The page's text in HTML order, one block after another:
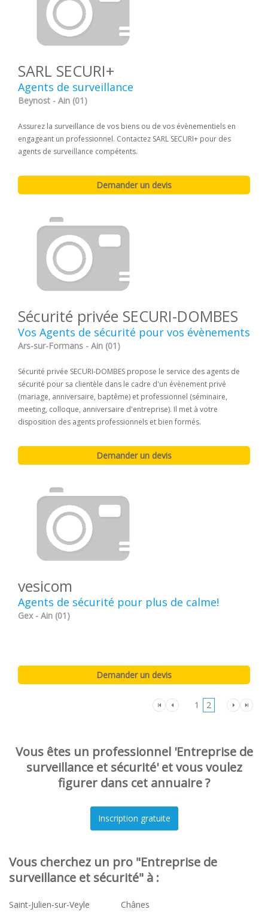
SARL SECURI+
Agents de surveillance
Beynost - Ain (01)
Assurez la surveillance de vos biens ou de vos évènementiels en
engageant un professionnel. Contactez SARL SECURI+ pour des
agents de surveillance compétents.
Sécurité privée SECURI-DOMBES
Vos Agents de sécurité pour vos évènements
Ars-sur-Formans - Ain (01)
Sécurité privée SECURI-DOMBES propose le service des agents de
sécurité pour sa clientèle dans le cadre d'un évènement privé
(mariage, anniversaire, baptême) et professionnel (séminaire,
meeting, colloque, anniversaire d'entreprise). Il met à votre
disposition des agents professionnels et bien formés.
vesicom
Agents de sécurité pour plus de calme!
Gex - Ain (01)
1 2
Vous êtes un professionnel 'Entreprise de
surveillance et sécurité' et vous voulez
figurer dans cet annuaire ?
Vous cherchez un pro "Entreprise de
surveillance et sécurité" à :
Saint-Julien-sur-Veyle Chânes